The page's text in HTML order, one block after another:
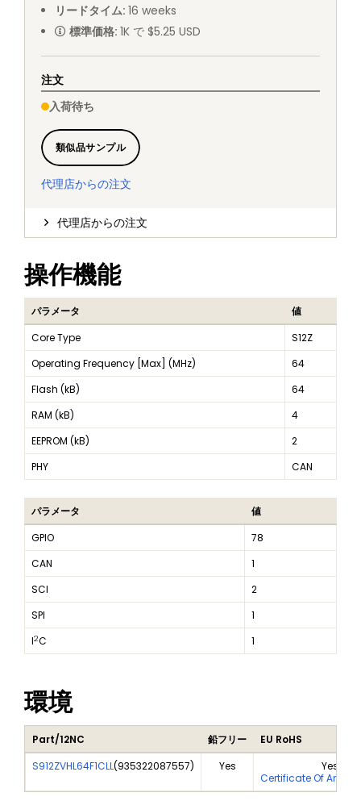
リードタイム: 16 weeks
標準価格: 1K で $5.25 USD
注文
入荷待ち
類似品サンプル
代理店からの注文
代理店からの注文
操作機能
パラメータ
値
Core Type
S12Z
Operating Frequency [Max] (MHz)
64
Flash (kB)
64
RAM (kB)
4
EEPROM (kB)
2
PHY
CAN
パラメータ
値
GPIO
78
CAN
1
SCI
2
SPI
1
I2C 1
環境
Part/12NC 鉛フリー
EU RoHS
S912ZVHL64F1CLL(935322087557) Yes
Yes
Certificate Of